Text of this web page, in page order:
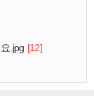
.jpg [12]